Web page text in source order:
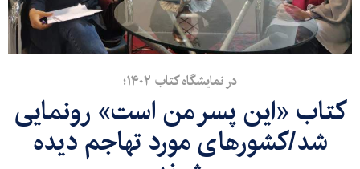
در نمایشگاه کتاب ۱۴۰۲؛
کتاب «این پسر من است» رونمایی
شد/کشورهای مورد تهاجم دیده